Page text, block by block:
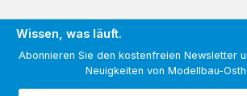
Wissen, was läuft.
Abonnieren Sie den kostenfreien Newsletter
Neuigkeiten von Modellbau-